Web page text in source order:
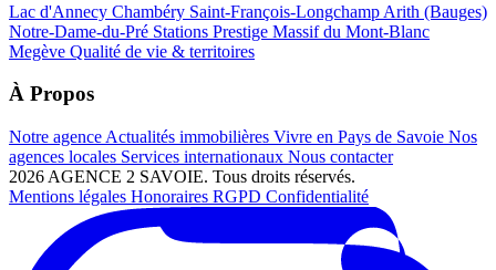
Lac d'Annecy Chambéry Saint-François-Longchamp Arith (Bauges)
Notre-Dame-du-Pré Stations Prestige Massif du Mont-Blanc
Megève Qualité de vie & territoires
À Propos
Notre agence Actualités immobilières Vivre en Pays de Savoie Nos
agences locales Services internationaux Nous contacter
2026 AGENCE 2 SAVOIE. Tous droits réservés.
Mentions légales Honoraires RGPD Confidentialité